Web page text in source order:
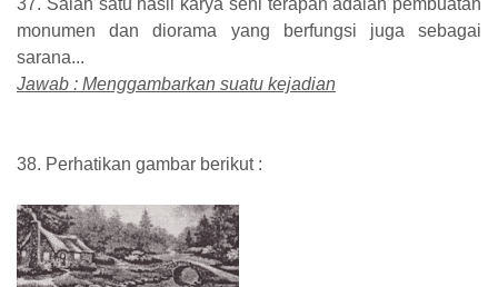
37. Salah satu hasil karya seni terapan adalah pembuatan
monumen dan diorama yang berfungsi juga sebagai
sarana...
Jawab : Menggambarkan suatu kejadian
38. Perhatikan gambar berikut :